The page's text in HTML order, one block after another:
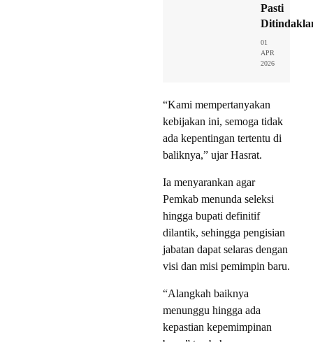
Pasti
01
APR
2026
“Kami mempertanyakan
kebijakan ini, semoga tidak
ada kepentingan tertentu di
baliknya,” ujar Hasrat.
Ia menyarankan agar
Pemkab menunda seleksi
hingga bupati definitif
dilantik, sehingga pengisian
jabatan dapat selaras dengan
visi dan misi pemimpin baru.
“Alangkah baiknya
menunggu hingga ada
kepastian kepemimpinan